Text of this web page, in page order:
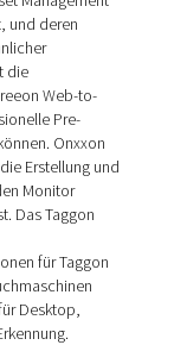
und deren
die
Web-to-
Pre-
Onxxon
Erstellung und
Monitor
Das Taggon
für Taggon
Desktop,